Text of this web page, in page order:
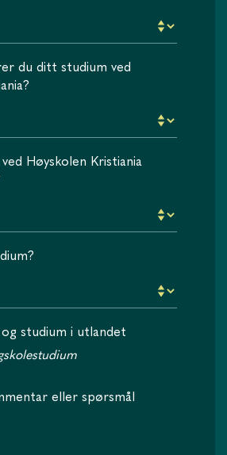
du ditt studium ved
Høyskolen Kristiania
studium i utlandet
eller spørsmål